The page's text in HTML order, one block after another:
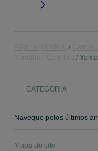
CATEGORIA
Mapa do site